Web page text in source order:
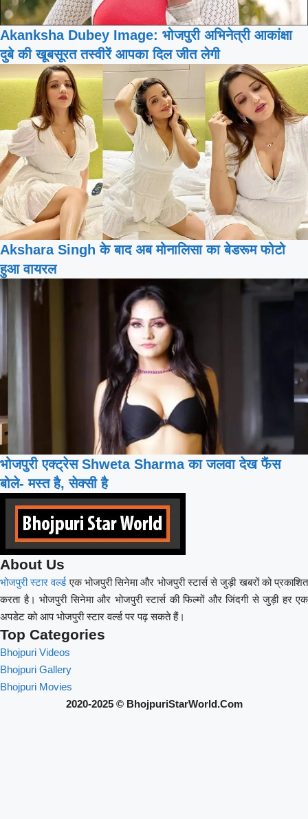
Akanksha Dubey Image: भोजपुरी अभिनेत्री आकांक्षा
दुबे की खूबसूरत तस्वीरें आपका दिल जीत लेगी
Akshara Singh के बाद अब मोनालिसा का बेडरूम फोटो
हुआ वायरल
भोजपुरी एक्ट्रेस Shweta Sharma का जलवा देख फैंस
बोले- मस्त है, सेक्सी है
About Us
भोजपुरी स्टार वर्ल्डएक भोजपुरी सिनेमा और भोजपुरी स्टार्स से जुड़ी खबरों को प्रकाशित
करता है। भोजपुरी सिनेमा और भोजपुरी स्टार्स की फिल्मों और जिंदगी से जुड़ी हर एक
अपडेट को आप भोजपुरी स्टार वर्ल्ड पर पढ़ सकते हैं।
Top Categories
Bhojpuri Videos
Bhojpuri Gallery
Bhojpuri Movies
2020-2025 © BhojpuriStarWorld.Com